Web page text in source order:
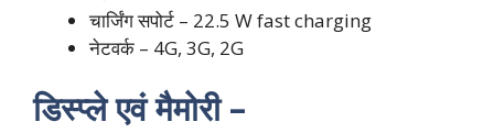
चार्जिंग सपोर्ट – 22.5 W fast charging
नेटवर्क – 4G, 3G, 2G
डिस्प्ले एवं मैमोरी –